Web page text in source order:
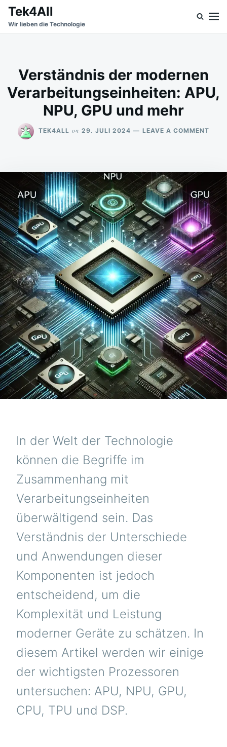
SkipSearch
for:
Tek4All
Wir lieben die Technologie
Verständnis der modernen
Verarbeitungseinheiten: APU,
NPU, GPU und mehr
TEK4ALL on 29. JULI 2024 LEAVE A COMMENT
APU,
NPU,
GPU
UND
In der Welt der Technologie
können die Begriffe im
Zusammenhang mit
Verarbeitungseinheiten
überwältigend sein. Das
Verständnis der Unterschiede
und Anwendungen dieser
Komponenten ist jedoch
entscheidend, um die
Komplexität und Leistung
moderner Geräte zu schätzen. In
diesem Artikel werden wir einige
der wichtigsten Prozessoren
untersuchen: APU, NPU, GPU,
CPU, TPU und DSP.